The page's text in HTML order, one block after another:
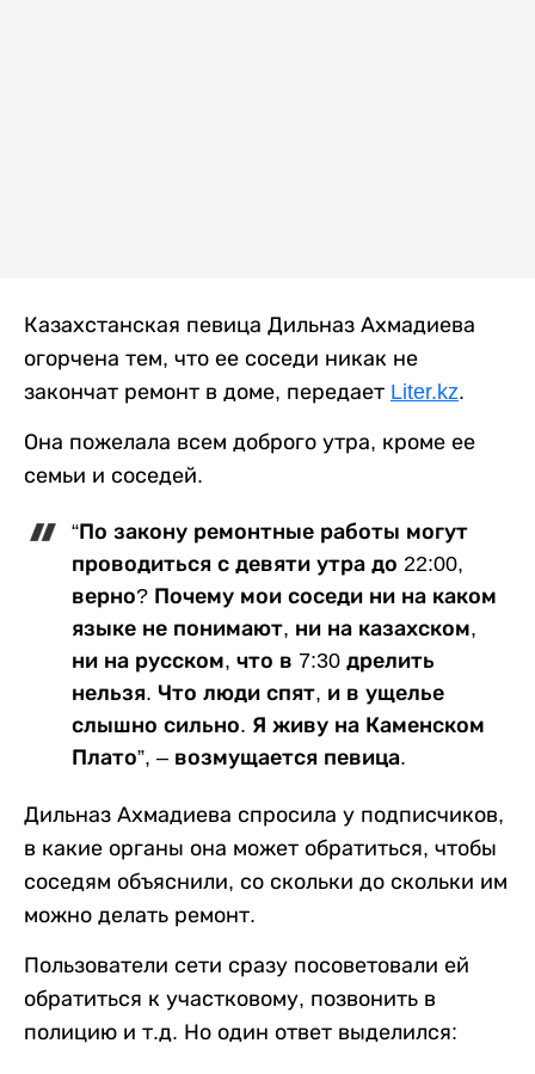
Казахстанская певица Дильназ Ахмадиева
огорчена тем, что ее соседи никак не
закончат ремонт в доме, передает Liter.kz.
Она пожелала всем доброго утра, кроме ее
семьи и соседей.
“По закону ремонтные работы могут
проводиться с девяти утра до 22:00,
верно? Почему мои соседи ни на каком
языке не понимают, ни на казахском,
ни на русском, что в 7:30 дрелить
нельзя. Что люди спят, и в ущелье
слышно сильно. Я живу на Каменском
Плато”, – возмущается певица.
Дильназ Ахмадиева спросила у подписчиков,
в какие органы она может обратиться, чтобы
соседям объяснили, со скольки до скольки им
можно делать ремонт.
Пользователи сети сразу посоветовали ей
обратиться к участковому, позвонить в
полицию и т.д. Но один ответ выделился: